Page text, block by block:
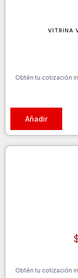
VITRINA
Obtén tu cotización
Añadir
Obtén tu cotización